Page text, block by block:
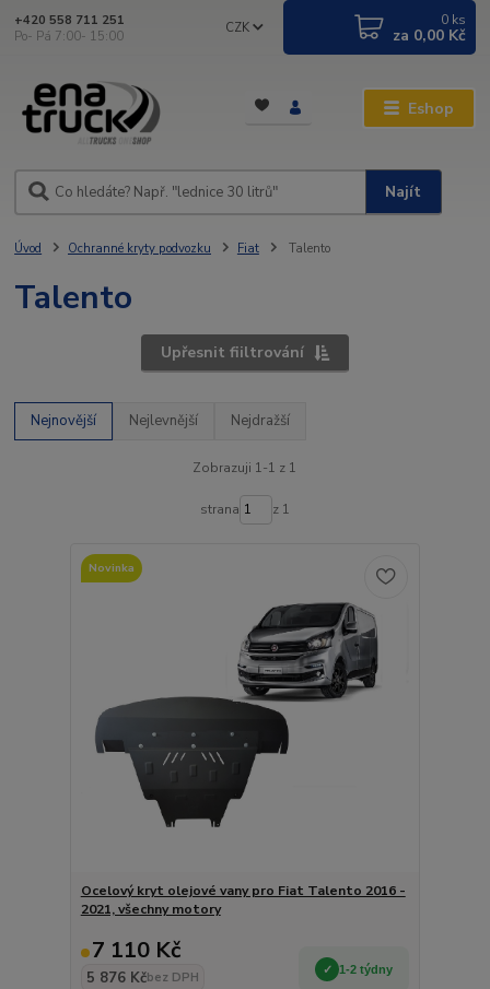
Eshop
CZK
Najít
+420 558 711 251
Po- Pá 7:00- 15:00
0 ks
za 0,00 Kč
Úvod Ochranné kryty podvozku Fiat Talento
Talento
Upřesnit fiiltrování
Nejnovější Nejlevnější Nejdražší
Zobrazuji 1-1 z 1
strana z 1
Novinka
Ocelový kryt olejové vany pro Fiat Talento 2016 -
2021, všechny motory
7 110 Kč
5 876 Kčbez DPH
1-2 týdny